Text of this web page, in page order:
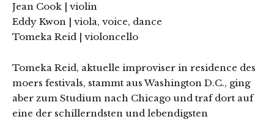
Jean Cook | violin
Eddy Kwon | viola, voice, dance
Tomeka Reid | violoncello
Tomeka Reid, aktuelle improviser in residence des
moers festivals, stammt aus Washington D.C., ging
aber zum Studium nach Chicago und traf dort auf
eine der schillerndsten und lebendigsten